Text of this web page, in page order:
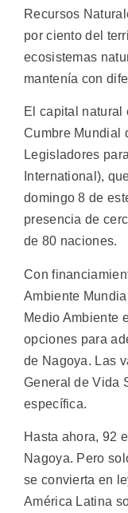
Recursos
por ciento del
ecosistemas
mantenía con
El capital natural
Cumbre Mundial
Legisladores
International),
domingo 8 de
presencia de
de 80 naciones.
Con
Ambiente
Medio Ambiente
opciones para
de Nagoya. Las
General de Vida
específica.
Hasta ahora, 92
Nagoya. Pero
se convierta en
América Latina